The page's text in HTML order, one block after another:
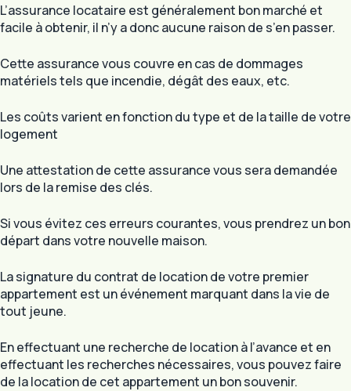
L’assurance locataire est généralement bon marché et
facile à obtenir, il n’y a donc aucune raison de s’en passer.
Cette assurance vous couvre en cas de dommages
matériels tels que incendie, dégât des eaux, etc.
Les coûts varient en fonction du type et de la taille de votre
logement
Une attestation de cette assurance vous sera demandée
lors de la remise des clés.
Si vous évitez ces erreurs courantes, vous prendrez un bon
départ dans votre nouvelle maison.
La signature du contrat de location de votre premier
appartement est un événement marquant dans la vie de
tout jeune.
En effectuant une recherche de location à l’avance et en
effectuant les recherches nécessaires, vous pouvez faire
de la location de cet appartement un bon souvenir.